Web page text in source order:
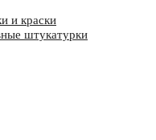
и краски
штукатурки